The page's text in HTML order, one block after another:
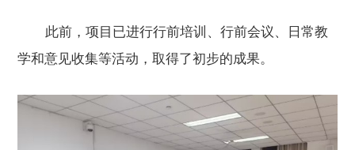
此前，项目已进行行前培训、行前会议、日常教
学和意见收集等活动，取得了初步的成果。